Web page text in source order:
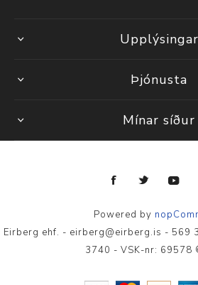
Upplýsingar
Þjónusta
Mínar síður
Powered by
Eirberg ehf. - eirberg@eirberg.is - 569
3740 - VSK-nr: 69578